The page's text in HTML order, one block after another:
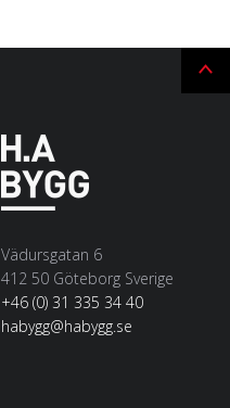
Vädursgatan 6
412 50 Göteborg Sverige
+46 (0) 31 335 34 40
habygg@habygg.se